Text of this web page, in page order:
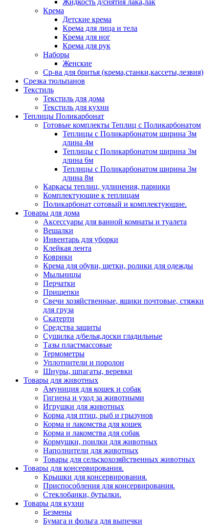
Крема
Детские крема
Крема для лица и тела
Крема для ног
Крема для рук
Наборы
Женские
Ср-ва для бритья (крема,станки,кассеты,лезвия)
Срезка тюльпанов
Текстиль
Текстиль для дома
Текстиль для кухни
Теплицы Поликарбонат
Готовые комплекты Теплиц с Поликарбонатом
Теплицы с Поликарбонатом ширина 3м
длина 4м
Теплицы с Поликарбонатом ширина 3м
длина 6м
Теплицы с Поликарбонатом ширина 3м
длина 8м
Каркасы теплиц, удлинения, парники
Комплектующие к теплицам
Поликарбонат сотовый и комплектующие.
Товары для дома
Аксессуары для ванной комнаты и туалета
Вешалки
Инвентарь для уборки
Клейкая лента
Коврики
Крема для обуви, щетки, ролики для одежды
Мыльницы
Перчатки
Прищепки
Свечи хозяйственные, ящики почтовые, стяжки
для груза
Скатерти
Средства защиты
Сушилка д/белья,доски гладильные
Тазы пластмассовые
Термометры
Уплотнители и поролон
Шнуры, шпагаты, веревки
Товары для животных
Амуниция для кошек и собак
Гигиена и уход за животными
Игрушки для животных
Корма для птиц, рыб и грызунов
Корма и лакомства для кошек
Корма и лакомства для собак
Кормушки, поилки для животных
Наполнители для животных
Товары для сельскохозяйственных животных
Товары для консервирования.
Крышки для консервирования.
Приспособления для консервирования.
Стеклобанки, бутылки.
Товары для кухни
Безмены
Бумага и фольга для выпечки